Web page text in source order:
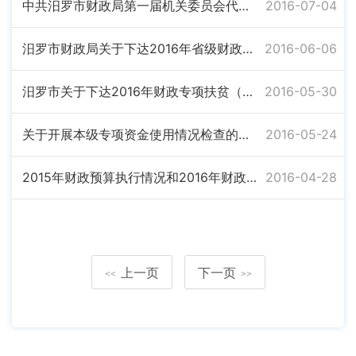
中共汨罗市财政局第一届机关委员会代表大会第一次会议胜利召开 2016-07-04
汨罗市财政局关于下达2016年省级财政专项扶贫资金（老区发展）的通知 2016-06-06
汨罗市关于下达2016年财政专项扶贫（本级金融产业扶贫）资金的通知 2016-05-30
关于开展本级专项资金使用情况检查的通知 2016-05-24
2015年财政预算执行情况和2016年财政预算（草案）的报告 2016-04-28
<< 上一页 下一页 >>